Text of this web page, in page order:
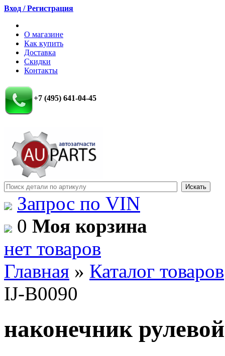
Вход / Регистрация
О магазине
Как купить
Доставка
Скидки
Контакты
+7 (495) 641-04-45
Запрос по VIN
0 Моя корзина
нет товаров
Главная » Каталог товаров
IJ-B0090
наконечник